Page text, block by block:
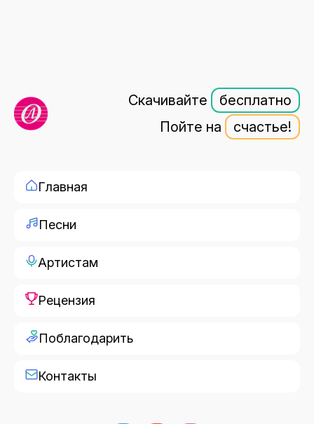
Скачивайте
бесплатно
Пойте на
счастье!
Главная
Песни
Артистам
Рецензия
Поблагодарить
Контакты